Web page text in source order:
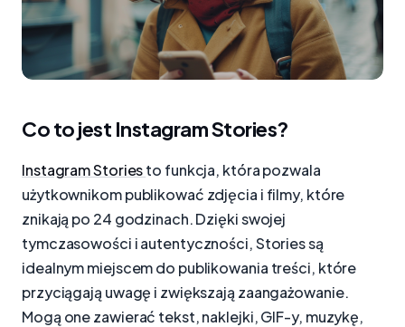
Co to jest Instagram Stories?
Instagram Storiesto funkcja, która pozwala
użytkownikom publikować zdjęcia i filmy, które
znikają po 24 godzinach. Dzięki swojej
tymczasowości i autentyczności, Stories są
idealnym miejscem do publikowania treści, które
przyciągają uwagę i zwiększają zaangażowanie.
Mogą one zawierać tekst, naklejki, GIF-y, muzykę,